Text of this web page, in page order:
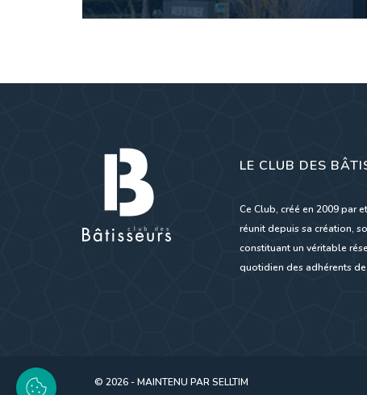
LE CLUB DES
Ce Club, créé en 2009 par
réunit depuis sa création,
constituant un véritable
quotidien des adhérents de
© 2026 - MAINTENU PARSELLTIM